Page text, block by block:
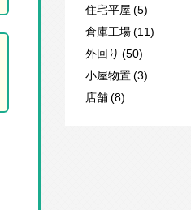
住宅平屋 (5)
倉庫工場 (11)
外回り (50)
小屋物置 (3)
店舗 (8)